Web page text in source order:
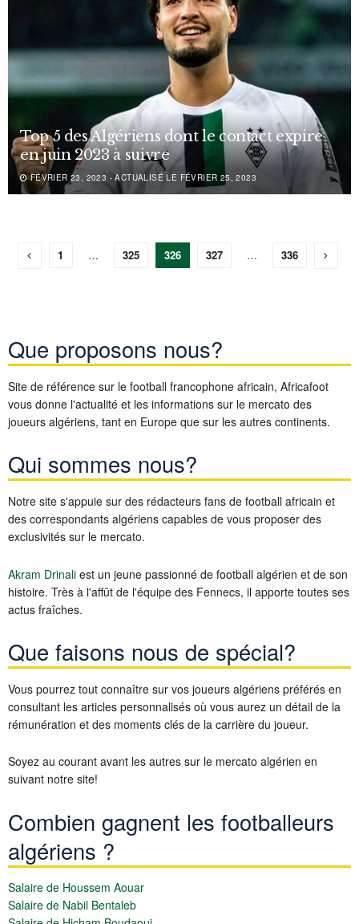
Top 5 des Algériens dont le contact expire
en juin 2023 à suivre
FÉVRIER 23, 2023 - ACTUALISÉ LE FÉVRIER 25, 2023
1 … 325 326 327 … 336
Que proposons nous?
Site de référence sur le football francophone africain, Africafoot
vous donne l'actualité et les informations sur le mercato des
joueurs algériens, tant en Europe que sur les autres continents.
Qui sommes nous?
Notre site s'appuie sur des rédacteurs fans de football africain et
des correspondants algériens capables de vous proposer des
exclusivités sur le mercato.
Akram Drinali est un jeune passionné de football algérien et de son
histoire. Très à l'affût de l'équipe des Fennecs, il apporte toutes ses
actus fraîches.
Que faisons nous de spécial?
Vous pourrez tout connaître sur vos joueurs algériens préférés en
consultant les articles personnalisés où vous aurez un détail de la
rémunération et des moments clés de la carrière du joueur.
Soyez au courant avant les autres sur le mercato algérien en
suivant notre site!
Combien gagnent les footballeurs
algériens ?
Salaire de Houssem Aouar
Salaire de Nabil Bentaleb